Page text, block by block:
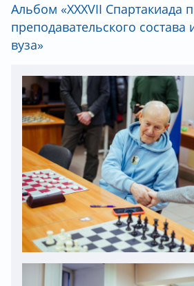
Альбом «XXXVII Спартакиада
преподавательского состава
вуза»